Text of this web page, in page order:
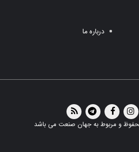
درباره ما
و مربوط به جهان صنعت می باشد